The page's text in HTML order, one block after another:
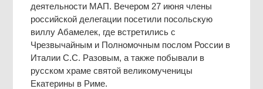
деятельности МАП. Вечером 27 июня члены
российской делегации посетили посольскую
виллу Абамелек, где встретились с
Чрезвычайным и Полномочным послом России в
Италии С.С. Разовым, а также побывали в
русском храме святой великомученицы
Екатерины в Риме.